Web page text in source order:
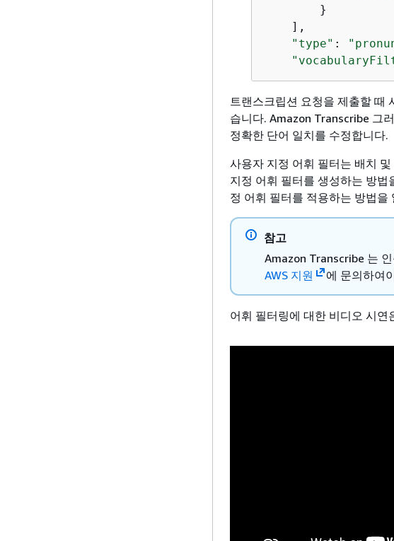
        }
    ],
"type" :
트랜스크립션 요청을 제출할 때
습니다. Amazon Transcribe 그
정확한 단어 일치를 수정합니다.
사용자 지정 어휘 필터는 배치
지정 어휘 필터를 생성하는 방법
정 어휘 필터를 적용하는 방법을
참고
Amazon Transcribe 는
AWS 지원
에 문의하여
어휘 필터링에 대한 비디오 시연